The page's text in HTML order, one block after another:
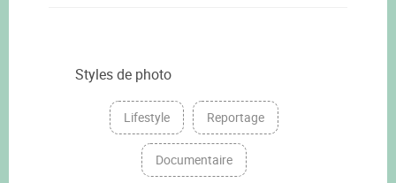
Styles de photo
Lifestyle Reportage
Documentaire